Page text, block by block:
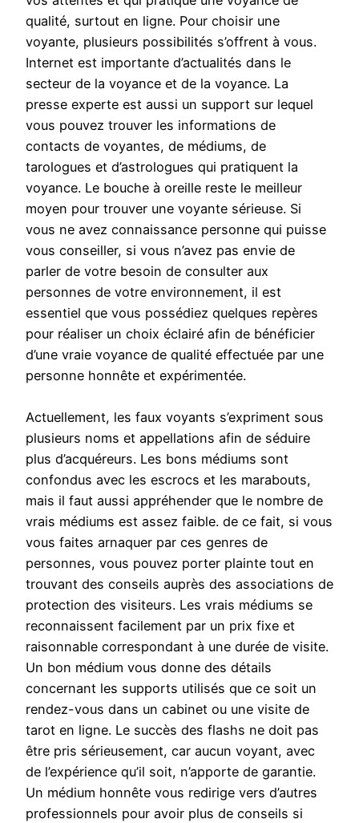
qualité, surtout en ligne. Pour choisir une
voyante, plusieurs possibilités s’offrent à vous.
Internet est importante d’actualités dans le
secteur de la voyance et de la voyance. La
presse experte est aussi un support sur lequel
vous pouvez trouver les informations de
contacts de voyantes, de médiums, de
tarologues et d’astrologues qui pratiquent la
voyance. Le bouche à oreille reste le meilleur
moyen pour trouver une voyante sérieuse. Si
vous ne avez connaissance personne qui puisse
vous conseiller, si vous n’avez pas envie de
parler de votre besoin de consulter aux
personnes de votre environnement, il est
essentiel que vous possédiez quelques repères
pour réaliser un choix éclairé afin de bénéficier
d’une vraie voyance de qualité effectuée par une
personne honnête et expérimentée.
Actuellement, les faux voyants s’expriment sous
plusieurs noms et appellations afin de séduire
plus d’acquéreurs. Les bons médiums sont
confondus avec les escrocs et les marabouts,
mais il faut aussi appréhender que le nombre de
vrais médiums est assez faible. de ce fait, si vous
vous faites arnaquer par ces genres de
personnes, vous pouvez porter plainte tout en
trouvant des conseils auprès des associations de
protection des visiteurs. Les vrais médiums se
reconnaissent facilement par un prix fixe et
raisonnable correspondant à une durée de visite.
Un bon médium vous donne des détails
concernant les supports utilisés que ce soit un
rendez-vous dans un cabinet ou une visite de
tarot en ligne. Le succès des flashs ne doit pas
être pris sérieusement, car aucun voyant, avec
de l’expérience qu’il soit, n’apporte de garantie.
Un médium honnête vous redirige vers d’autres
professionnels pour avoir plus de conseils si